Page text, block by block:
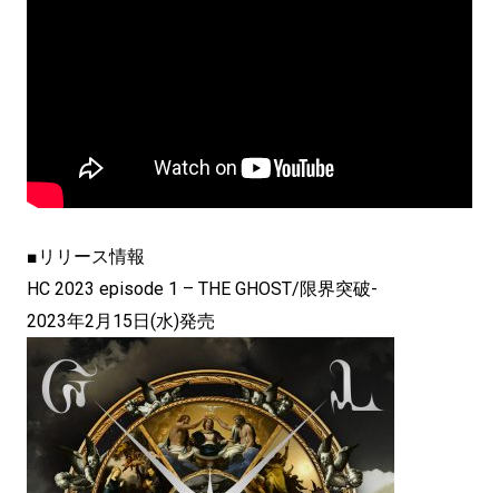
■リリース情報
HC 2023 episode 1 – THE GHOST/限界突破-
2023年2月15日(水)発売